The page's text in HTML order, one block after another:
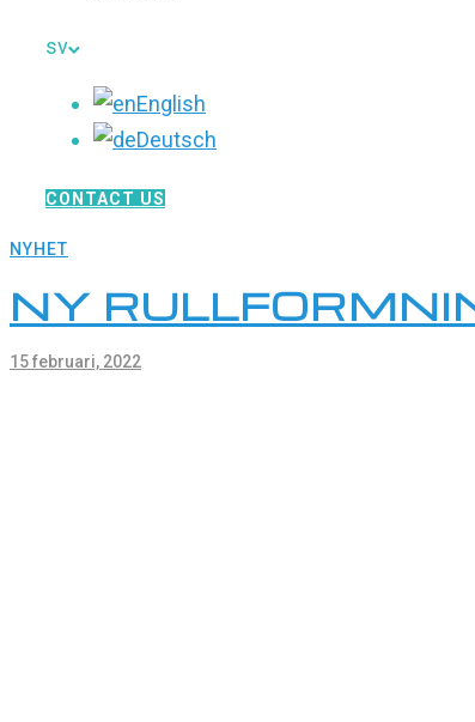
sv
English
Deutsch
CONTACT US
NYHET
NY
15 februari, 2022